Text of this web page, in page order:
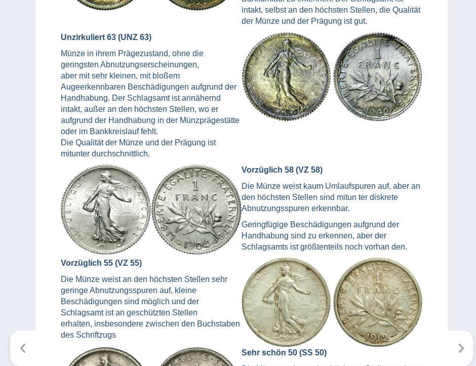
intakt, selbst an den höchsten Stellen, die Qualität
der Münze und der Prägung ist gut.
Unzirkuliert 63 (UNZ 63)
Münze in ihrem Prägezustand, ohne die
geringsten Abnutzungserscheinungen,
aber mit sehr kleinen, mit bloßem
Augeerkennbaren Beschädigungen aufgrund der
Handhabung. Der Schlagsamt ist annähernd
intakt, außer an den höchsten Stellen, wo er
aufgrund der Handhabung in der Münzprägestätte
oder im Bankkreislauf fehlt.
Die Qualität der Münze und der Prägung ist
mitunter durchschnittlich.
Vorzüglich 58 (VZ 58)
Die Münze weist kaum Umlaufspuren auf, aber an
den höchsten Stellen sind mitun ter diskrete
Abnutzungsspuren erkennbar.
Geringfügige Beschädigungen aufgrund der
Handhabung sind zu erkennen, aber der
Schlagsamts ist größtenteils noch vorhan den.
Vorzüglich 55 (VZ 55)
Die Münze weist an den höchsten Stellen sehr
geringe Abnutzungsspuren auf, kleine
Beschädigungen sind möglich und der
Schlagsamt ist an geschützten Stellen
erhalten, insbesondere zwischen den Buchstaben
des Schriftzugs
Sehr schön 50 (SS 50)